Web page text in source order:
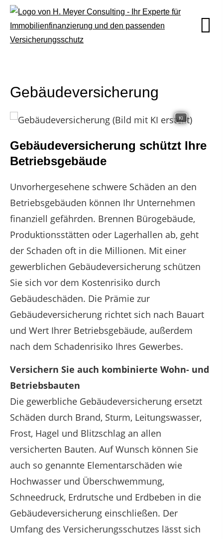
Gebäudeversicherung
KI
Gebäudeversicherung schützt Ihre
Betriebsgebäude
Unvorhergesehene schwere Schäden an den
Betriebsgebäuden können Ihr Unternehmen
finanziell gefährden. Brennen Bürogebäude,
Produktionsstätten oder Lagerhallen ab, geht
der Schaden oft in die Millionen. Mit einer
gewerblichen Gebäudeversicherung schützen
Sie sich vor dem Kostenrisiko durch
Gebäudeschäden. Die Prämie zur
Gebäudeversicherung richtet sich nach Bauart
und Wert Ihrer Betriebsgebäude, außerdem
nach dem Schadenrisiko Ihres Gewerbes.
Versichern Sie auch kombinierte Wohn- und
Betriebsbauten
Die gewerbliche Gebäudeversicherung ersetzt
Schäden durch Brand, Sturm, Leitungswasser,
Frost, Hagel und Blitzschlag an allen
versicherten Bauten. Auf Wunsch können Sie
auch so genannte Elementarschäden wie
Hochwasser und Überschwemmung,
Schneedruck, Erdrutsche und Erdbeben in die
Gebäudeversicherung einschließen. Der
Umfang des Versicherungsschutzes lässt sich